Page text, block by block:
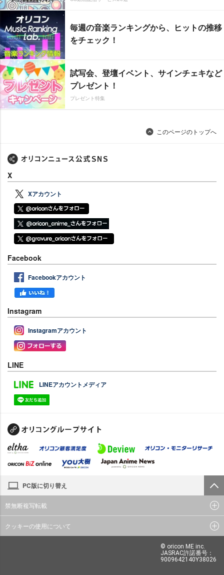
毎週の音楽ランキングから、ヒットの推移
をチェック！
試写会、登壇イベント、サインチェキなど
プレゼント！
プレゼント特集
このページのトップへ
X
Xアカウント
Facebook
Facebookアカウント
Instagram
Instagramアカウント
LINE
LINEアカウントメディア
PC版に切り替え
禁無断複写転載
クッキーの使用について
© oricon ME inc.
JASRAC許諾番号：
9009642140Y38026